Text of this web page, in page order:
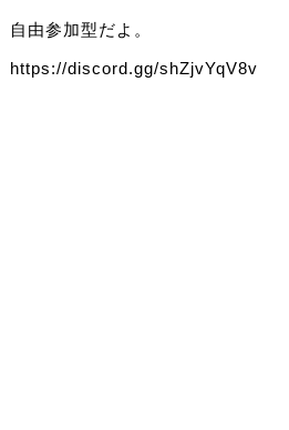
自由参加型だよ。
https://discord.gg/shZjvYqV8v